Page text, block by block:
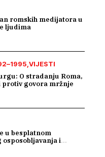
romskih medijatora u
ljudima
VIJESTI
O stradanju Roma,
govora mržnje
u besplatnom
i